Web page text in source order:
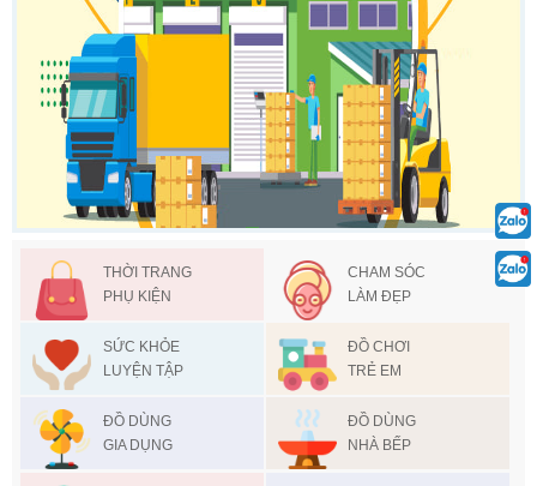
THỜI TRANG
PHỤ KIỆN
CHAM SÓC
LÀM ĐẸP
SỨC KHỎE
LUYỆN TẬP
ĐỒ CHƠI
TRẺ EM
ĐỒ DÙNG
GIA DỤNG
ĐỒ DÙNG
NHÀ BẾP